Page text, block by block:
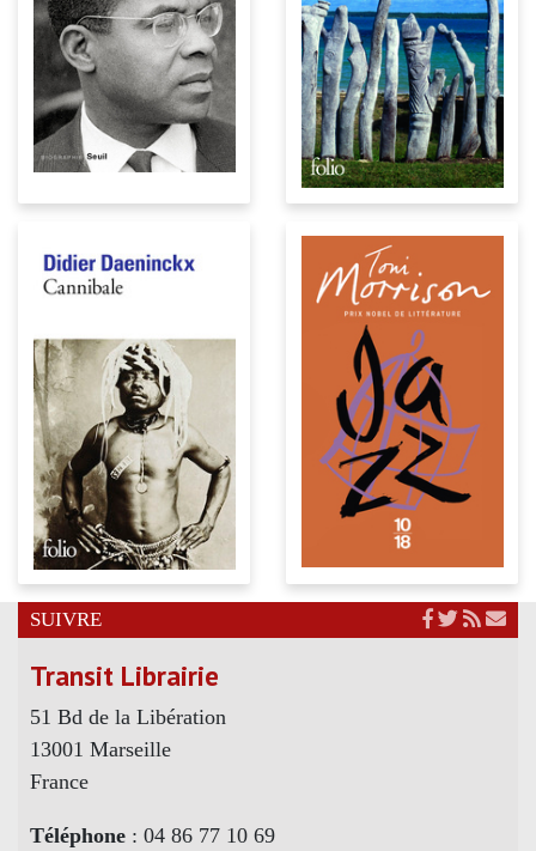
SUIVRE
Transit Librairie
51 Bd de la Libération
13001 Marseille
France
Téléphone : 04 86 77 10 69